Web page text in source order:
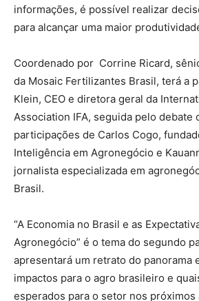
informações, é possível realizar
para alcançar uma maior
Coordenado por Corrine Ricard,
da Mosaic Fertilizantes Brasil, terá a
Klein, CEO e diretora geral da
Association IFA, seguida pelo debate
participações de Carlos Cogo,
Inteligência em Agronegócio e
jornalista especializada em
Brasil.
“A Economia no Brasil e as
Agronegócio” é o tema do segundo
apresentará um retrato do panorama
impactos para o agro brasileiro e
esperados para o setor nos próximos